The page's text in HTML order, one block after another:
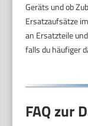
Geräts und ob
Ersatzaufsätze
an Ersatzteile
falls du häufiger
FAQ zur